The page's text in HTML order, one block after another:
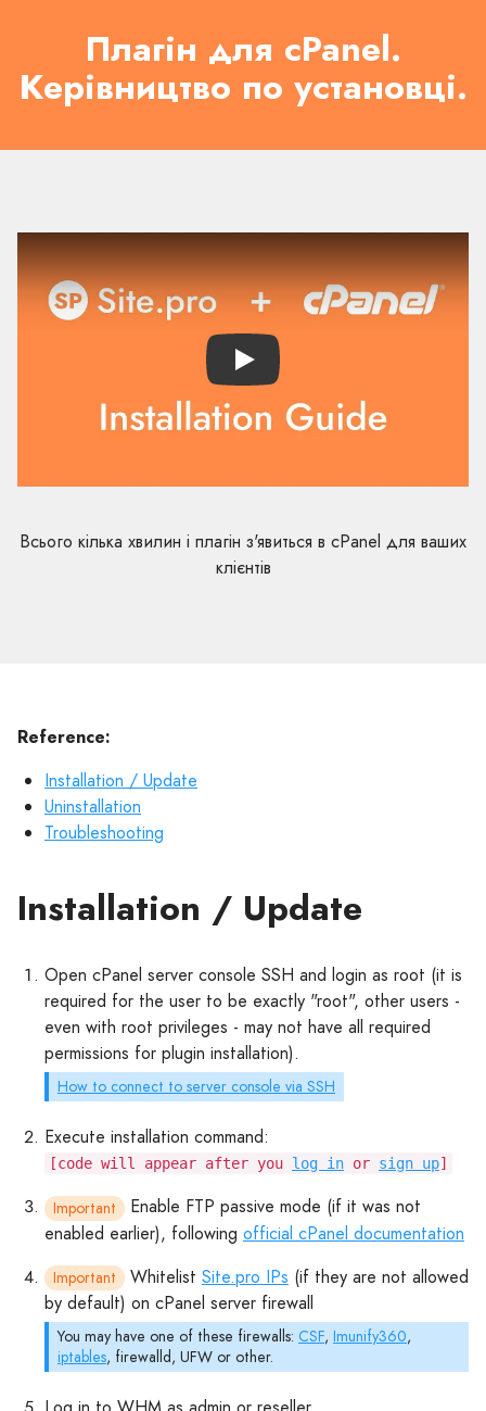
Плагін для cPanel.
Керівництво по установці.
Play
Всього кілька хвилин і плагін з'явиться в cPanel для ваших
клієнтів
Reference:
Installation / Update
Uninstallation
Troubleshooting
Installation / Update
Open cPanel server console SSH and login as root (it is
required for the user to be exactly "root", other users -
even with root privileges - may not have all required
permissions for plugin installation).
How to connect to server console via SSH
Execute installation command:
[code will appear after you log in or sign up]
Important
Enable FTP passive mode (if it was not
enabled earlier), following official cPanel documentation
Important Whitelist Site.pro IPs (if they are not allowed
by default) on cPanel server firewall
You may have one of these firewalls: CSF, Imunify360,
iptables, firewalld, UFW or other.